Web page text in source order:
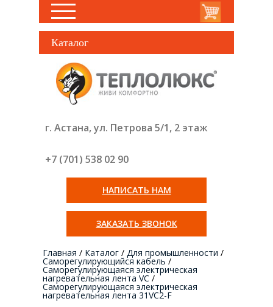
Каталог
г. Астана, ул. Петрова 5/1, 2 этаж
+7 (701) 538 02 90
НАПИСАТЬ НАМ
ЗАКАЗАТЬ ЗВОНОК
Главная / Каталог / Для промышленности /
Саморегулирующийся кабель /
Cаморегулирующаяся электрическая
нагревательная лента VC /
Саморегулирующаяся электрическая
нагревательная лента 31VC2-F